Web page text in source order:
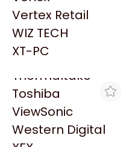
Sapphire
Seagate
Sentey
Solarmax
Thermaltake
Toshiba
ViewSonic
Western Digital
Vertex Retail
WIZ TECH
XT-PC
LIONTECH GAMING
JOYSTICK GENIUS GX-
VIBRACION
$27.500